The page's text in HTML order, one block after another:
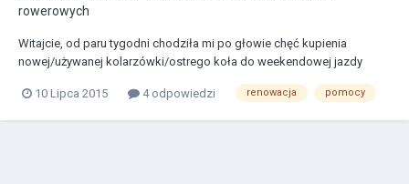
rowerowych
Witajcie, od paru tygodni chodziła mi po głowie chęć kupienia
nowej/używanej kolarzówki/ostrego koła do weekendowej jazdy
powiedział mi, że leżał tam odkąd opony padły a nigdzie nie mógł
10 Lipca 2015 4 odpowiedzi renowacja pomocy